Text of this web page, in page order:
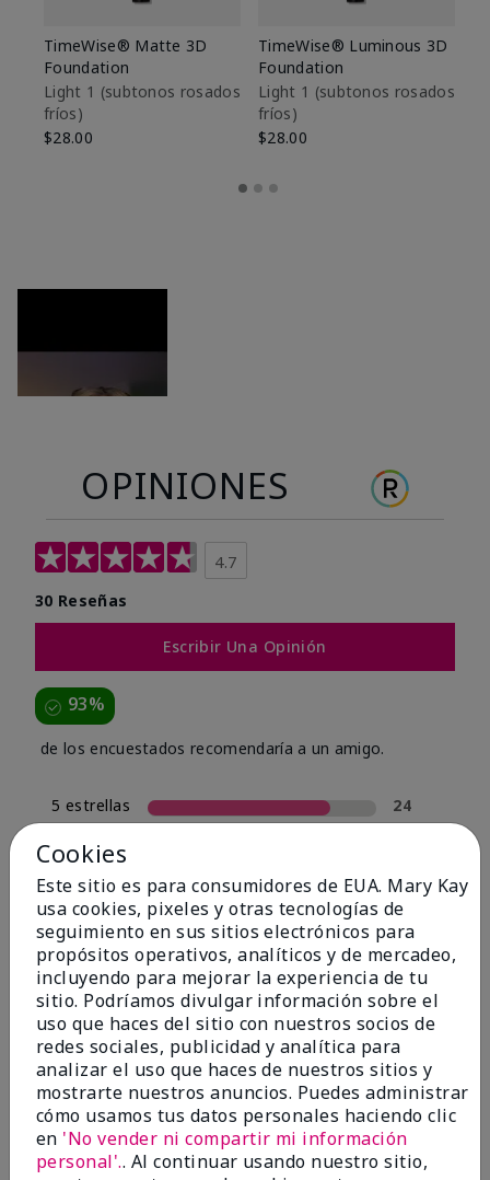
TimeWise® Matte 3D
Foundation
Light 1​ (subtonos rosados
fríos)
$28.00
TimeWise® Luminous 3D
Foundation
Light 1​ (subtonos rosados
fríos)
$28.00
OPINIONES
4.7
30 Reseñas
Escribir Una Opinión
93%
de los encuestados recomendaría a un amigo.
5 estrellas
24
4 estrellas
3 estrellas
0
2 estrellas
2
1 estrella
0
Tipo De Piel
Filtrar
reseñas
por
Tipo
de
piel
Cookies
Este sitio es para consumidores de EUA. Mary Kay
usa cookies, pixeles y otras tecnologías de
seguimiento en sus sitios electrónicos para
propósitos operativos, analíticos y de mercadeo,
incluyendo para mejorar la experiencia de tu
sitio. Podríamos divulgar información sobre el
uso que haces del sitio con nuestros socios de
redes sociales, publicidad y analítica para
analizar el uso que haces de nuestros sitios y
mostrarte nuestros anuncios. Puedes administrar
cómo usamos tus datos personales haciendo clic
en 'No vender ni compartir mi información
personal'.. Al continuar usando nuestro sitio,